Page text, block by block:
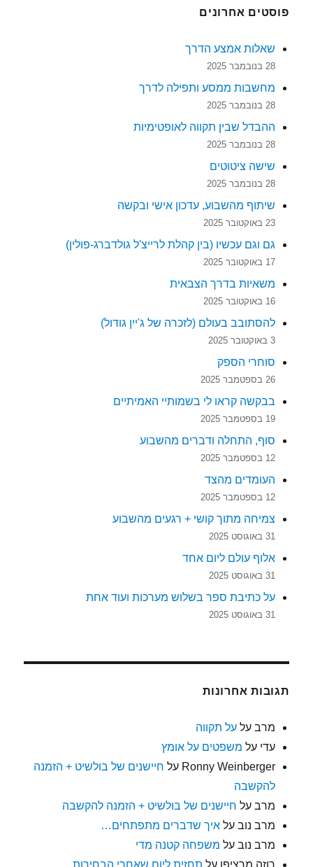
פוסטים אחרונים
שאלות אמצע הדרך
28 בנובמבר 2025
מחשבות ממסע ותפילה לדרך
28 בנובמבר 2025
ההבדל שבין תקווה לאופטימיות
28 בנובמבר 2025
שישה ציטוטים
28 בנובמבר 2025
שיתוף מהשבוע, עדכון אישי ובקשה
23 באוקטובר 2025
גם וגם עכשיו (בין קהלת לרייצ'ל גולדברג-פולין)
17 באוקטובר 2025
משאיות בדרך הצבאית
16 באוקטובר 2025
להסתובב בעולם (לזכרה של ג'יין גודול)
3 באוקטובר 2025
סוחרי הספק
26 בספטמבר 2025
בבקשה קראו לי בשמותיי האמיתיים
19 בספטמבר 2025
סוף, התחלה ודברים מהשבוע
12 בספטמבר 2025
העומדים מהצד
12 בספטמבר 2025
צמיחה מתוך קושי + רגעים מהשבוע
31 באוגוסט 2025
אלוף עולם ליום אחד
31 באוגוסט 2025
על כתיבת ספר בשלוש מערכות ועוד אחת
31 באוגוסט 2025
תגובות אחרונות
מרב עלעל תקווה
עדי על משפטים על אומץ
Ronny Weinberger על חיישנים של בולשיט + הזמנה
להקשבה
מרב על חיישנים של בולשיט + הזמנה להקשבה
מרב נוב עלאיך שדברים מתפתחים…
מרב נוב על משפחה קטנה מדי
רוזה מרציפן על תחזית ליום שאחרי הבחירות